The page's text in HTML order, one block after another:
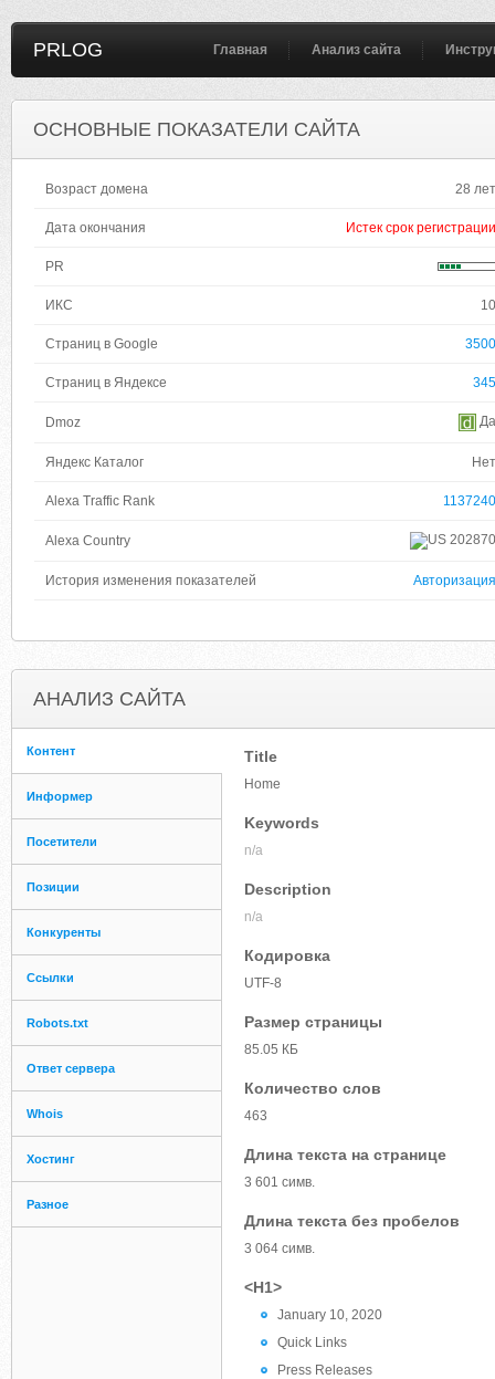
PRLOG Главная Анализ сайта
ОСНОВНЫЕ ПОКАЗАТЕЛИ САЙТА
Возраст домена 28 лет
Дата окончания Истек срок регистрации
PR
ИКС 10
Страниц в Google 3500
Страниц в Яндексе 345
Dmoz Да
Яндекс Каталог Нет
Alexa Traffic Rank 1137240
Alexa Country 202870
История изменения показателей Авторизация
АНАЛИЗ САЙТА
Контент
Информер
Посетители
Позиции
Конкуренты
Ссылки
Robots.txt
Ответ сервера
Whois
Хостинг
Разное
Title
Home
Keywords
n/a
Description
n/a
Кодировка
UTF-8
Размер страницы
85.05 КБ
Количество слов
463
Длина текста на странице
3 601 симв.
Длина текста без пробелов
3 064 симв.
<H1>
January 10, 2020
Quick Links
Press Releases